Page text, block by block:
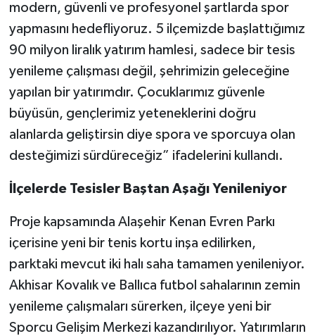
modern, güvenli ve profesyonel şartlarda spor
yapmasını hedefliyoruz. 5 ilçemizde başlattığımız
90 milyon liralık yatırım hamlesi, sadece bir tesis
yenileme çalışması değil, şehrimizin geleceğine
yapılan bir yatırımdır. Çocuklarımız güvenle
büyüsün, gençlerimiz yeteneklerini doğru
alanlarda geliştirsin diye spora ve sporcuya olan
desteğimizi sürdüreceğiz” ifadelerini kullandı.
İlçelerde Tesisler Baştan Aşağı Yenileniyor
Proje kapsamında Alaşehir Kenan Evren Parkı
içerisine yeni bir tenis kortu inşa edilirken,
parktaki mevcut iki halı saha tamamen yenileniyor.
Akhisar Kovalık ve Ballıca futbol sahalarının zemin
yenileme çalışmaları sürerken, ilçeye yeni bir
Sporcu Gelişim Merkezi kazandırılıyor. Yatırımların